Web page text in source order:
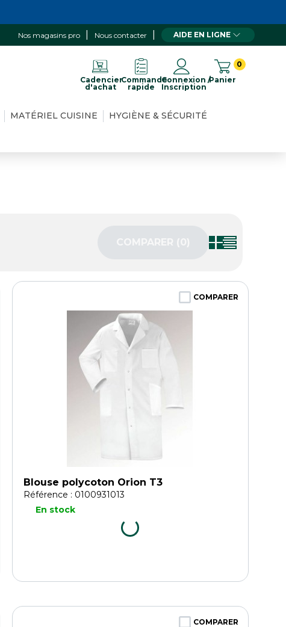
Nos magasins pro Nous contacter AIDE EN LIGNE
Cadencier
d'achat
Commande
rapide
Connexion /
Inscription
Panier
0
MATÉRIEL CUISINE HYGIÈNE & SÉCURITÉ
COMPARER (0)‎
Blouse polycoton Orion T3
Référence : 0100931013
En stock
COMPARER
COMPARER